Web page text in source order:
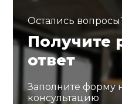
Остались
Получите
ответ
Заполните форму
консультацию